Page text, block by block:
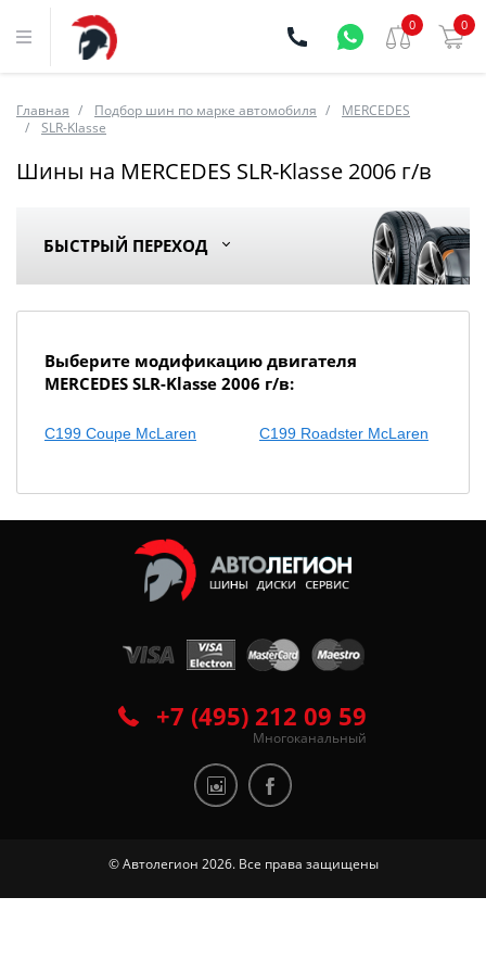
0 0
Главная Подбор шин по марке автомобиля
MERCEDES
SLR-Klasse
Шины на MERCEDES SLR-Klasse 2006 г/в
БЫСТРЫЙ ПЕРЕХОД
Выберите модификацию двигателя
MERCEDES SLR-Klasse 2006 г/в:
С199 Coupe McLaren С199 Roadster McLaren
+7 (495) 212 09 59
Многоканальный
© Автолегион 2026. Все права защищены